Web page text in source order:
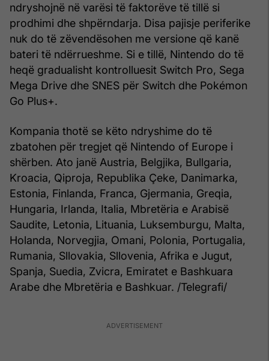
ndryshojnë në varësi të faktorëve të tillë si
prodhimi dhe shpërndarja. Disa pajisje periferike
nuk do të zëvendësohen me versione që kanë
bateri të ndërrueshme. Si e tillë, Nintendo do të
heqë gradualisht kontrolluesit Switch Pro, Sega
Mega Drive dhe SNES për Switch dhe Pokémon
Go Plus+.
Kompania thotë se këto ndryshime do të
zbatohen për tregjet që Nintendo of Europe i
shërben. Ato janë Austria, Belgjika, Bullgaria,
Kroacia, Qiproja, Republika Çeke, Danimarka,
Estonia, Finlanda, Franca, Gjermania, Greqia,
Hungaria, Irlanda, Italia, Mbretëria e Arabisë
Saudite, Letonia, Lituania, Luksemburgu, Malta,
Holanda, Norvegjia, Omani, Polonia, Portugalia,
Rumania, Sllovakia, Sllovenia, Afrika e Jugut,
Spanja, Suedia, Zvicra, Emiratet e Bashkuara
Arabe dhe Mbretëria e Bashkuar. /Telegrafi/